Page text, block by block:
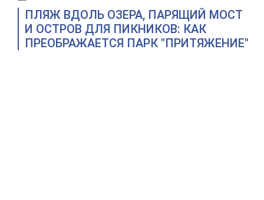
ПЛЯЖ ВДОЛЬ ОЗЕРА, ПАРЯЩИЙ МОСТ
И ОСТРОВ ДЛЯ ПИКНИКОВ: КАК
ПРЕОБРАЖАЕТСЯ ПАРК "ПРИТЯЖЕНИЕ"